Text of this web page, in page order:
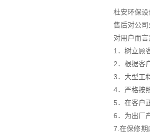
杜安环保
售后对公
对用户而
1．树立顾
2．根据客
3．大型工
4．严格按
5．在客户
6．为出厂
7.在保修期